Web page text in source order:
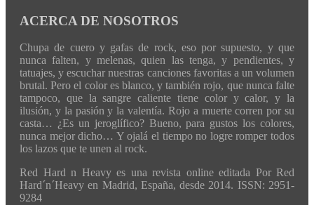
ACERCA DE NOSOTROS
Chupa de cuero y gafas de rock, eso por supuesto, y que
nunca falten, y melenas, quien las tenga, y pendientes, y
tatuajes, y escuchar nuestras canciones favoritas a un volumen
brutal. Pero el color es blanco, y también rojo, que nunca falte
tampoco, que la sangre caliente tiene color y calor, y la
ilusión, y la pasión y la valentía. Rojo a muerte corren por su
casta… ¿Es un jeroglífico? Bueno, para gustos los colores,
nunca mejor dicho… Y ojalá el tiempo no logre romper todos
los lazos que te unen al rock.
Red Hard n Heavy es una revista online editada Por Red
Hard´n´Heavy en Madrid, España, desde 2014. ISSN: 2951-
9284